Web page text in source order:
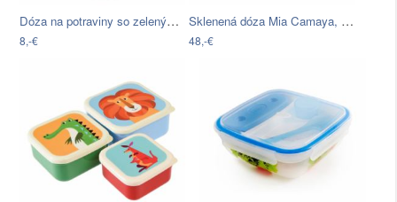
Dóza na potraviny so zeleným vekom…
8,-€
Sklenená dóza Mia Camaya, výška 27 cm
48,-€